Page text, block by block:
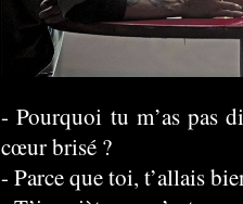
- Pourquoi tu m’as pas
cœur brisé ?
- Parce que toi, t’allais